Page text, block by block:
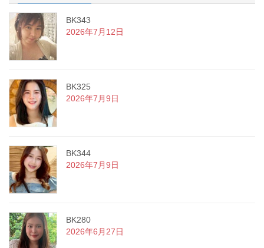
BK343
2026年7月12日
BK325
2026年7月9日
BK344
2026年7月9日
BK280
2026年6月27日